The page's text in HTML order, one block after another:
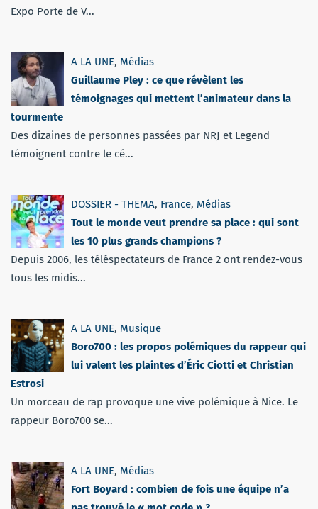
Expo Porte de V...
A LA UNE, Médias
Guillaume Pley : ce que révèlent les
témoignages qui mettent l’animateur dans la
tourmente
Des dizaines de personnes passées par NRJ et Legend
témoignent contre le cé...
DOSSIER - THEMA, France, Médias
Tout le monde veut prendre sa place : qui sont
les 10 plus grands champions ?
Depuis 2006, les téléspectateurs de France 2 ont rendez-vous
tous les midis...
A LA UNE, Musique
Boro700 : les propos polémiques du rappeur qui
lui valent les plaintes d’Éric Ciotti et Christian
Estrosi
Un morceau de rap provoque une vive polémique à Nice. Le
rappeur Boro700 se...
A LA UNE, Médias
Fort Boyard : combien de fois une équipe n’a